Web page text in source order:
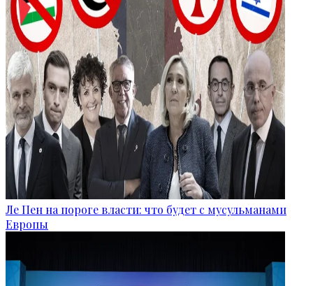
Ле Пен на пороге власти: что будет с мусульманами
Европы